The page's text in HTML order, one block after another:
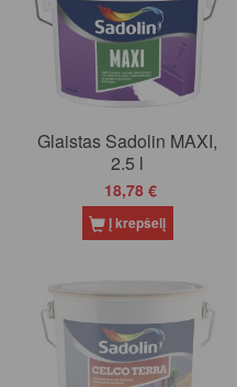
Glaistas Sadolin MAXI,
2.5 l
18,78 €
Į krepšelį